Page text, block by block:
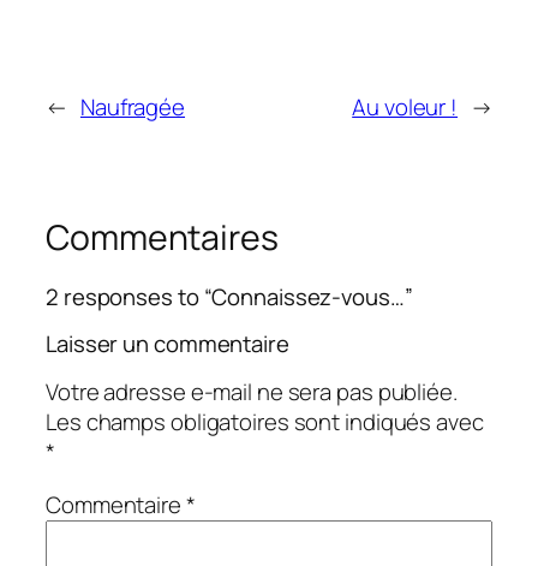
← Naufragée Au voleur ! →
Commentaires
2 responses to “Connaissez-vous…”
Laisser un commentaire
Votre adresse e-mail ne sera pas publiée.
Les champs obligatoires sont indiqués avec
*
Commentaire*